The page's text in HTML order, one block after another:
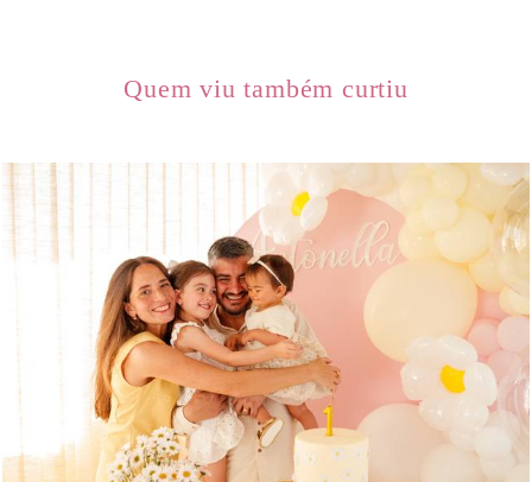
Quem viu também curtiu
385 0